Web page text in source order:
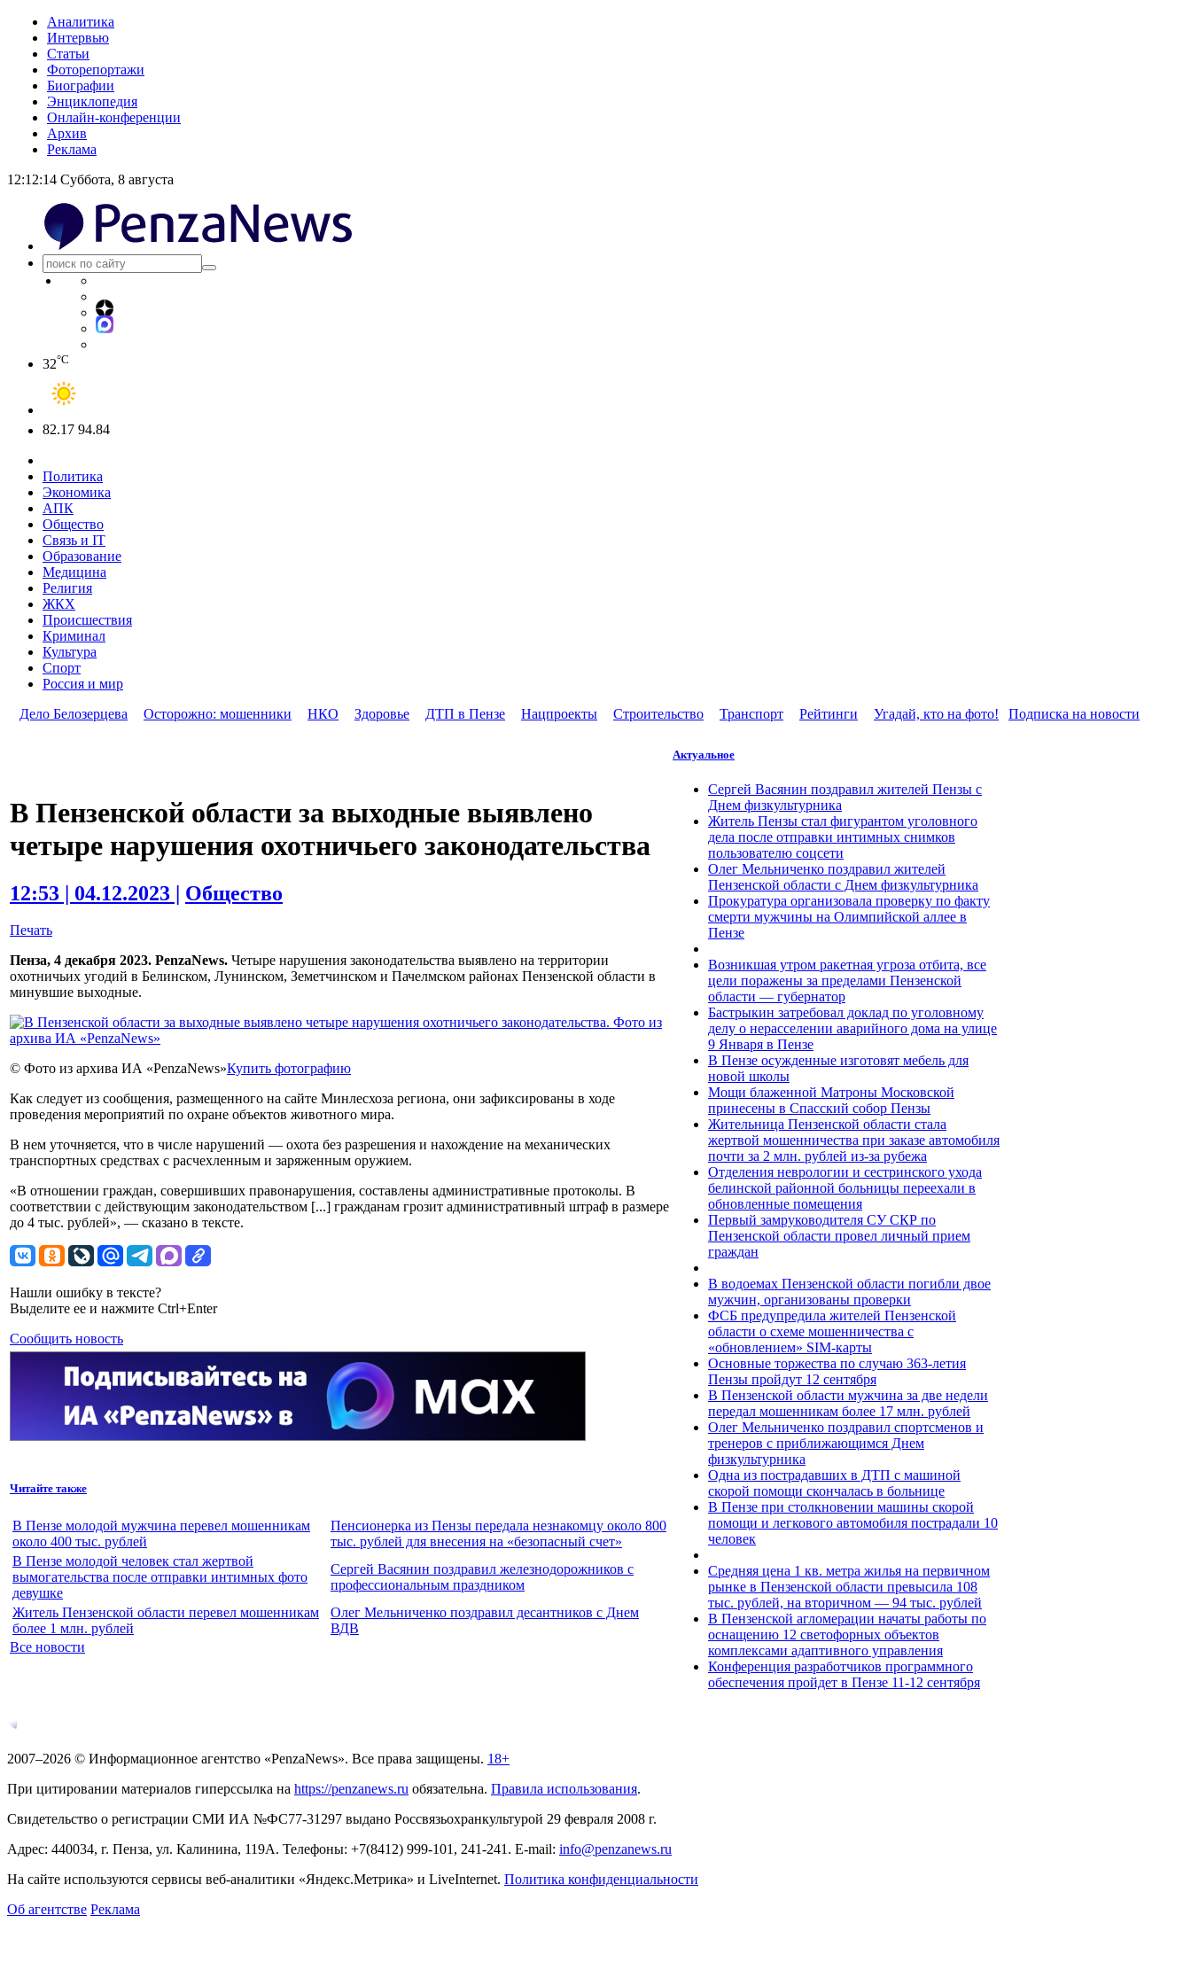
Аналитика
Интервью
Статьи
Фоторепортажи
Биографии
Энциклопедия
Онлайн-конференции
Архив
Реклама
12:12:14 Суббота, 8 августа
32°C
82.17 94.84
Политика
Экономика
АПК
Общество
Связь и IT
Образование
Медицина
Религия
ЖКХ
Происшествия
Криминал
Культура
Спорт
Россия и мир
Дело Белозерцева
Осторожно: мошенники НКО Здоровье ДТП в Пензе Нацпроекты Строительство Транспорт Рейтинги Угадай, кто на фото! Подписка на новости
В Пензенской области за выходные выявлено
четыре нарушения охотничьего законодательства
12:53 | 04.12.2023 | Общество
Печать
Пенза, 4 декабря 2023. PenzaNews. Четыре нарушения законодательства выявлено на территории
охотничьих угодий в Белинском, Лунинском, Земетчинском и Пачелмском районах Пензенской области в
минувшие выходные.
© Фото из архива ИА «PenzaNews»Купить фотографию
Как следует из сообщения, размещенного на сайте Минлесхоза региона, они зафиксированы в ходе
проведения мероприятий по охране объектов животного мира.
В нем уточняется, что в числе нарушений — охота без разрешения и нахождение на механических
транспортных средствах с расчехленным и заряженным оружием.
«В отношении граждан, совершивших правонарушения, составлены административные протоколы. В
соответствии с действующим законодательством [...] гражданам грозит административный штраф в размере
до 4 тыс. рублей», — сказано в тексте.
Нашли ошибку в тексте?
Выделите ее и нажмите Ctrl+Enter
Сообщить новость
Читайте также
В Пензе молодой мужчина перевел мошенникам
около 400 тыс. рублей
Пенсионерка из Пензы передала незнакомцу около 800
тыс. рублей для внесения на «безопасный счет»
В Пензе молодой человек стал жертвой
вымогательства после отправки интимных фото
девушке
Сергей Васянин поздравил железнодорожников с
профессиональным праздником
Житель Пензенской области перевел мошенникам
более 1 млн. рублей
Олег Мельниченко поздравил десантников с Днем
ВДВ
Все новости
Актуальное
Сергей Васянин поздравил жителей Пензы с
Днем физкультурника
Житель Пензы стал фигурантом уголовного
дела после отправки интимных снимков
пользователю соцсети
Олег Мельниченко поздравил жителей
Пензенской области с Днем физкультурника
Прокуратура организовала проверку по факту
смерти мужчины на Олимпийской аллее в
Пензе
Возникшая утром ракетная угроза отбита, все
цели поражены за пределами Пензенской
области — губернатор
Бастрыкин затребовал доклад по уголовному
делу о нерасселении аварийного дома на улице
9 Января в Пензе
В Пензе осужденные изготовят мебель для
новой школы
Мощи блаженной Матроны Московской
принесены в Спасский собор Пензы
Жительница Пензенской области стала
жертвой мошенничества при заказе автомобиля
почти за 2 млн. рублей из-за рубежа
Отделения неврологии и сестринского ухода
белинской районной больницы переехали в
обновленные помещения
Первый замруководителя СУ СКР по
Пензенской области провел личный прием
граждан
В водоемах Пензенской области погибли двое
мужчин, организованы проверки
ФСБ предупредила жителей Пензенской
области о схеме мошенничества c
«обновлением» SIM-карты
Основные торжества по случаю 363-летия
Пензы пройдут 12 сентября
В Пензенской области мужчина за две недели
передал мошенникам более 17 млн. рублей
Олег Мельниченко поздравил спортсменов и
тренеров с приближающимся Днем
физкультурника
Одна из пострадавших в ДТП с машиной
скорой помощи скончалась в больнице
В Пензе при столкновении машины скорой
помощи и легкового автомобиля пострадали 10
человек
Средняя цена 1 кв. метра жилья на первичном
рынке в Пензенской области превысила 108
тыс. рублей, на вторичном — 94 тыс. рублей
В Пензенской агломерации начаты работы по
оснащению 12 светофорных объектов
комплексами адаптивного управления
Конференция разработчиков программного
обеспечения пройдет в Пензе 11-12 сентября
2007–2026 © Информационное агентство «PenzaNews». Все права защищены. 18+
При цитировании материалов гиперссылка на https://penzanews.ru обязательна. Правила использования.
Свидетельство о регистрации СМИ ИА №ФС77-31297 выдано Россвязьохранкультурой 29 февраля 2008 г.
Адрес: 440034, г. Пенза, ул. Калинина, 119А. Телефоны: +7(8412) 999-101, 241-241 . E-mail: info@penzanews.ru
На сайте используются сервисы веб-аналитики «Яндекс.Метрика» и LiveInternet. Политика конфиденциальности
Об агентстве Реклама